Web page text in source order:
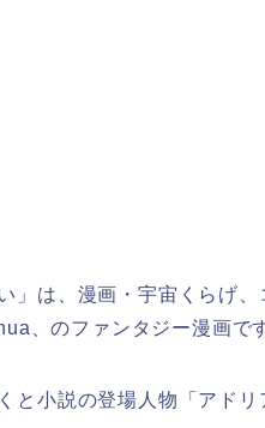
」は、漫画・宇宙くらげ、
、のファンタジー漫画で
と小説の登場人物「アドリ